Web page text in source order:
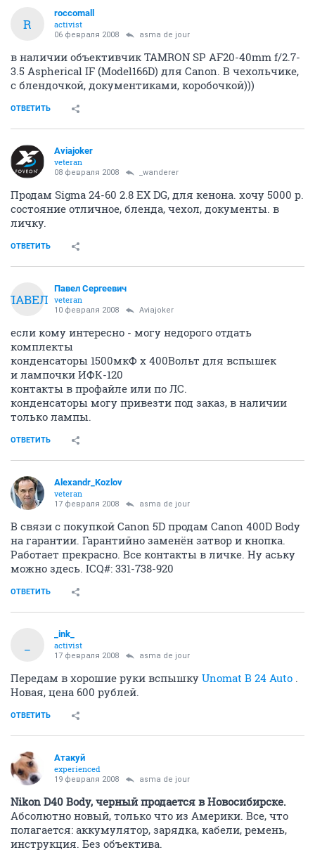
R
roccomall
activist
06 февраля 2008 asma de jour
в наличии объективчик TAMRON SP AF20-40mm f/2.7-
3.5 Aspherical IF (Model166D) для Canon. В чехольчике,
с блендочкой, документиками, коробочкой)))
ОТВЕТИТЬ
Aviajoker
veteran
08 февраля 2008 _wanderer
Продам Sigma 24-60 2.8 EX DG, для кенона. хочу 5000 р.
состояние отличное, бленда, чехол, документы. в
личку.
ОТВЕТИТЬ
ПАВЕЛ
Павел Сергеевич
veteran
10 февраля 2008 Aviajoker
если кому интересно - могу недорого отдать
комплекты
конденсаторы 1500мкФ х 400Вольт для вспышек
и лампочки ИФК-120
контакты в профайле или по ЛС.
конденсаторы могу привезти под заказ, в наличии
только лампы.
ОТВЕТИТЬ
Alexandr_Kozlov
veteran
17 февраля 2008 asma de jour
В связи с покупкой Canon 5D продам Canon 400D Body
на гарантии. Гарантийно заменён затвор и кнопка.
Работает прекрасно. Все контакты в личке. Ну аську
можно здесь. ICQ#: 331-738-920
ОТВЕТИТЬ
_ink_
activist
17 февраля 2008 asma de jour
Передам в хорошие руки вспышку Unomat B 24 Auto .
Новая, цена 600 рублей.
ОТВЕТИТЬ
Атакуй
experienced
19 февраля 2008 asma de jour
Nikon D40 Body, черный продается в Новосибирске.
Абсолютно новый, только что из Америки. Все, что
полагается: аккумулятор, зарядка, кабели, ремень,
инструкция. Без объектива.